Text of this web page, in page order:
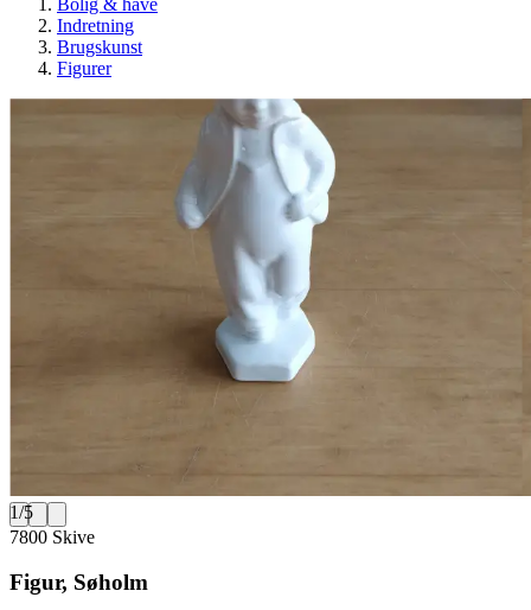
Indretning
Brugskunst
Figurer
1/5
7800 Skive
Figur, Søholm